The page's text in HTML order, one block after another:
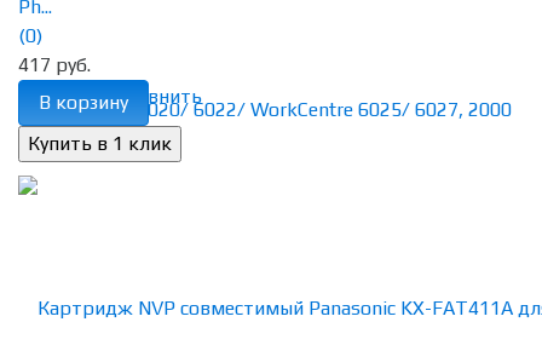
избранное сравнить
Ph...
(0)
417 руб.
В корзину